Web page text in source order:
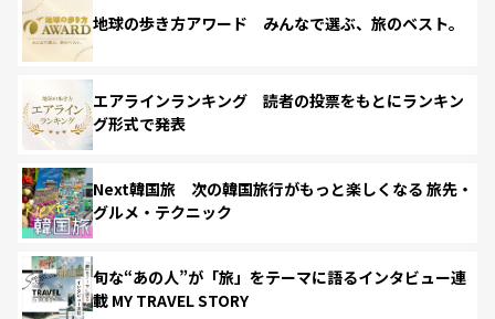
地球の歩き方アワード みんなで選ぶ、旅のベスト。
エアラインランキング 読者の投票をもとにランキン
グ形式で発表
Next韓国旅 次の韓国旅行がもっと楽しくなる 旅先・
グルメ・テクニック
旬な“あの人”が「旅」をテーマに語るインタビュー連
載 MY TRAVEL STORY